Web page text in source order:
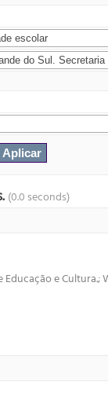
(0.0 seconds)
Educação e Cultura.;